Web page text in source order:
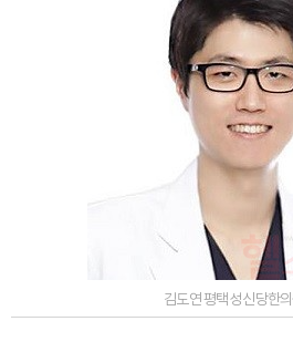
김도연 평택 성신당한